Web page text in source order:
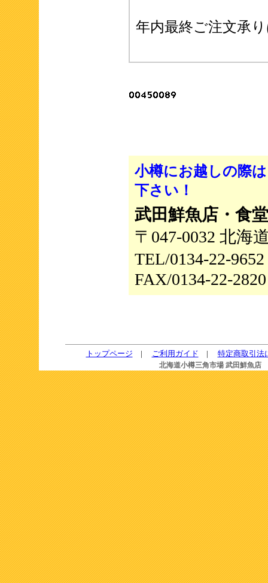
年内最終ご注文承
ッしてみてくださ
ます。ご注文は
2021年 冬のパンフ
21年夏のﾊﾟﾝﾌﾚｯﾄ
北海道産アスパラ
小樽のうに漁が5月
2020年 冬のパン
ご希望のお客様は
年内最終ご注文承
2019年 冬のパン
ご希望のお客様は
年内最終ご注文承
2019/5/16
今年も小樽前浜の
小樽にお越しの際
下さい！
武田鮮魚店・食
〒047-0032 北海
TEL/0134-22-
FAX/0134-22-2820
トップページ | ご利用ガイド | 特定商取引法
北海道小樽三角市場 武田鮮魚店